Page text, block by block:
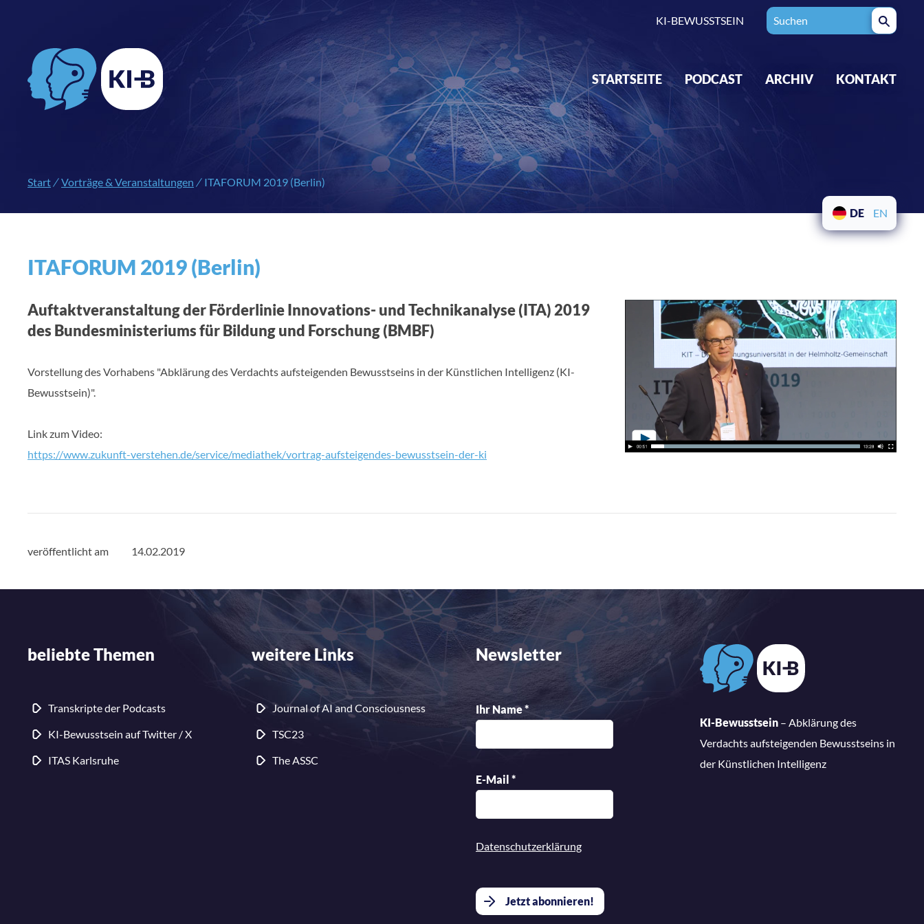
KI-BEWUSSTSEIN
STARTSEITE PODCAST ARCHIV KONTAKT
Start /Vorträge & Veranstaltungen / ITAFORUM 2019 (Berlin)
DE EN
ITAFORUM 2019 (Berlin)
Auftaktveranstaltung der Förderlinie Innovations- und Technikanalyse (ITA) 2019
des Bundesministeriums für Bildung und Forschung (BMBF)
Vorstellung des Vorhabens "Abklärung des Verdachts aufsteigenden Bewusstseins in der Künstlichen Intelligenz (KI-
Bewusstsein)".
Link zum Video:
https://www.zukunft-verstehen.de/service/mediathek/vortrag-aufsteigendes-bewusstsein-der-ki
veröffentlicht am 14.02.2019
beliebte Themen
Transkripte der Podcasts
KI-Bewusstsein auf Twitter / X
ITAS Karlsruhe
weitere Links
Journal of AI and Consciousness
TSC23
The ASSC
Newsletter
Ihr Name*
E-Mail *
Datenschutzerklärung
KI-Bewusstsein – Abklärung des
Verdachts aufsteigenden Bewusstseins in
der Künstlichen Intelligenz